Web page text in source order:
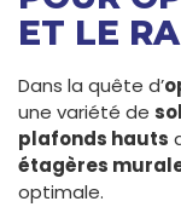
ET LE
Dans la quête d’
une variété de
plafonds hauts
étagères
optimale.